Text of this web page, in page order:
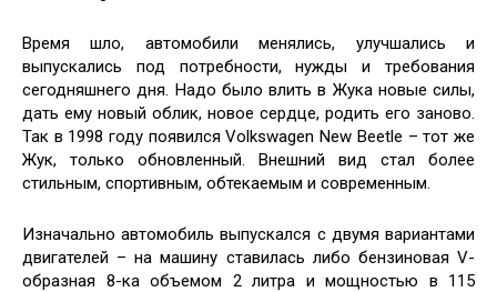
Время шло, автомобили менялись, улучшались и
выпускались под потребности, нужды и требования
сегодняшнего дня. Надо было влить в Жука новые силы,
дать ему новый облик, новое сердце, родить его заново.
Так в 1998 году появился Volkswagen New Beetle – тот же
Жук, только обновленный. Внешний вид стал более
стильным, спортивным, обтекаемым и современным.
Изначально автомобиль выпускался с двумя вариантами
двигателей – на машину ставилась либо бензиновая V-
образная 8-ка объемом 2 литра и мощностью в 115